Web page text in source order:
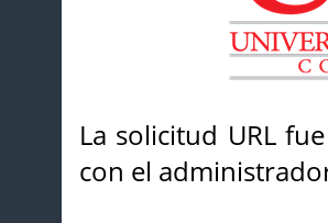
La solicitud URL
con el